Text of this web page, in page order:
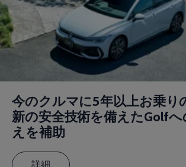
メンテナンスプログラム
延長保証ウォルフィサポー
カスタマーセンター
タイヤパンク補償
認定中古車
“Certified Pre-Owned”の品質とは
延長保証サービスガイド
9つの約束
スマート買取
キャンペーン/ファイナンスプ
フォルクスワーゲンについて
企業情報
今のクルマに5年以上お乗
新の安全技術を備えたGolf
えを補助
詳細